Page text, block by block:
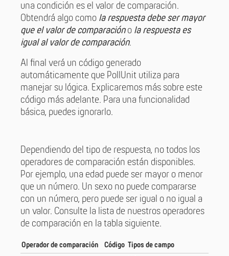
una condición es el valor de comparación.
Obtendrá algo como la respuesta debe ser mayor
que el valor de comparacióno la respuesta es
igual al valor de comparación.
Al final verá un código generado
automáticamente que PollUnit utiliza para
manejar su lógica. Explicaremos más sobre este
código más adelante. Para una funcionalidad
básica, puedes ignorarlo.
Dependiendo del tipo de respuesta, no todos los
operadores de comparación están disponibles.
Por ejemplo, una edad puede ser mayor o menor
que un número. Un sexo no puede compararse
con un número, pero puede ser igual o no igual a
un valor. Consulte la lista de nuestros operadores
de comparación en la tabla siguiente.
Operador de comparación Código Tipos de campo